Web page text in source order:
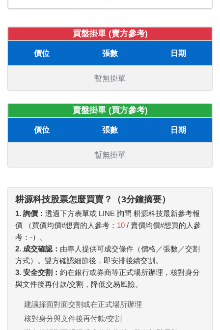
買盤掛單 (賣方參考)
價位 張數 日期
暫無掛單
賣盤掛單 (買方參考)
價位 張數 日期
暫無掛單
耕源科技股票怎麼買賣？（3分鐘摘要）
1. 詢價： 透過下方表單或 LINE 詢問 耕源科技最新參考報
價 （買價均價#想賣的人參考： 10 / 賣價均價#想買的人參
考： -）。
2. 成交確認： 由專人提供可成交條件（價格／張數／交割
方式）。雙方確認細節後，即安排後續交割。
3. 安全交割： 約在銀行或券商等正式場所辦理，核對身分
與文件後再付款/交割，降低交易風險。
建議採面對面交割或在正式場所辦理
核對身分與文件後再付款/交割